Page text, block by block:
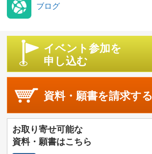
ブログ
イベント参加を
申し込む
資料・願書を請求する
お取り寄せ可能な
資料・願書はこちら